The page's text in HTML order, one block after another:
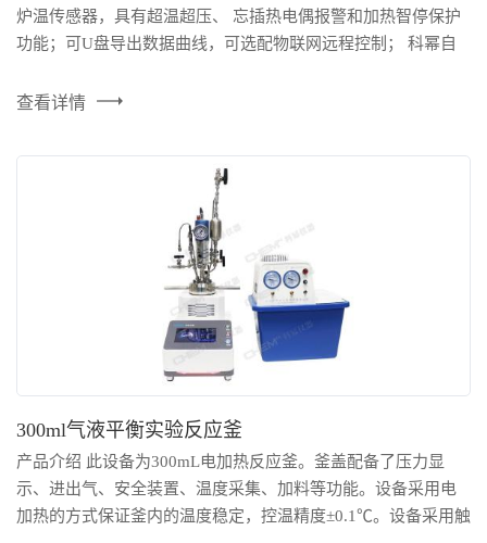
炉温传感器，具有超温超压、 忘插热电偶报警和加热智停保护
功能；可U盘导出数据曲线，可选配物联网远程控制； 科幂自
拌桨型。 MSI智能型 在MSG系列基础上，增加了科幂...
查看详情
300ml气液平衡实验反应釜
产品介绍 此设备为300mL电加热反应釜。釜盖配备了压力显
示、进出气、安全装置、温度采集、加料等功能。设备采用电
加热的方式保证釜内的温度稳定，控温精度±0.1℃。设备采用触